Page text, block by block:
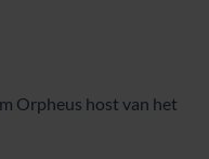
Orpheus host van het